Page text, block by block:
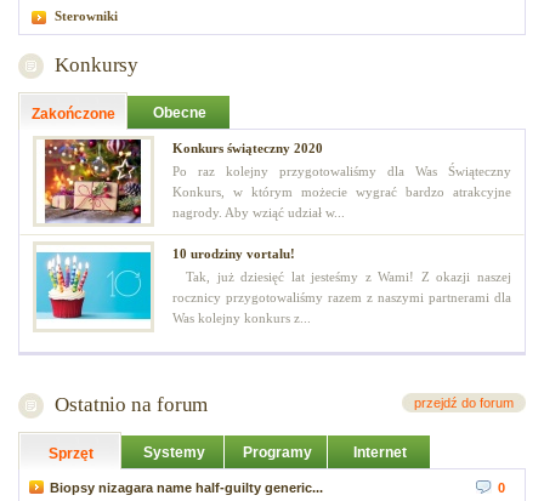
Sterowniki
Konkursy
Zakończone Obecne
Konkurs świąteczny 2020
Po raz kolejny przygotowaliśmy dla Was Świąteczny
Konkurs, w którym możecie wygrać bardzo atrakcyjne
nagrody. Aby wziąć udział w...
10 urodziny vortalu!
Tak, już dziesięć lat jesteśmy z Wami! Z okazji naszej
rocznicy przygotowaliśmy razem z naszymi partnerami dla
Was kolejny konkurs z...
Ostatnio na forum przejdź do forum
Sprzęt Systemy Programy Internet
Biopsy nizagara name half-guilty generic... 0